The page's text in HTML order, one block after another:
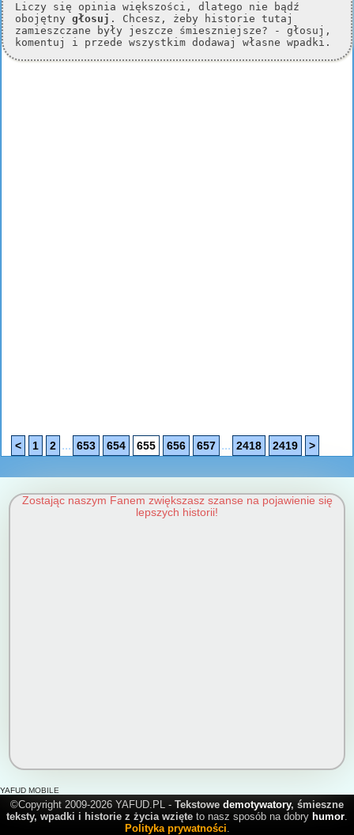
Liczy się opinia większości, dlatego nie bądź
obojętny głosuj . Chcesz, żeby historie tutaj
zamieszczane były jeszcze śmieszniejsze? - głosuj,
komentuj i przede wszystkim dodawaj własne wpadki.
< 1 2 ... 653 654 655 656 657 ... 2418 2419 >
Zostając naszym Fanem zwiększasz szanse na pojawienie się
lepszych historii!
YAFUD MOBILE
©Copyright 2009-2026 YAFUD.PL - Tekstowe demotywatory, śmieszne
teksty, wpadki i historie z życia wzięte to nasz sposób na dobry humor.
Polityka prywatności.